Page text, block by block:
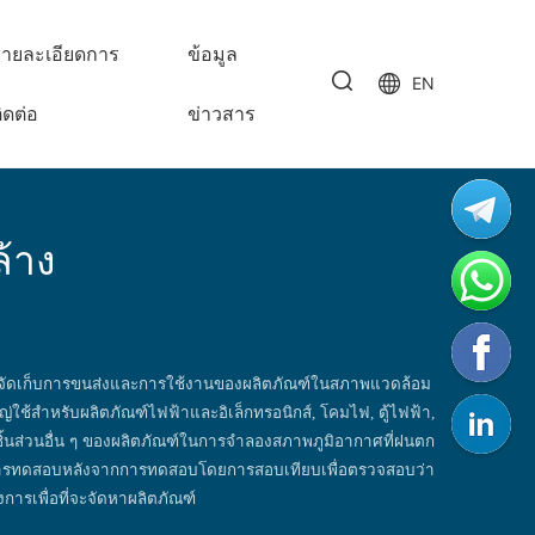
ยละเอียดการ
ต่อ
ข้อมูล
ข่าวสาร
EN
ง
เก็บการขนส่งและการใช้งานของผลิตภัณฑ์ในสภาพแวดล้อม
ช้สำหรับผลิตภัณฑ์ไฟฟ้าและอิเล็กทรอนิกส์, โคมไฟ, ตู้ไฟฟ้า,
ส่วนอื่น ๆ ของผลิตภัณฑ์ในการจำลองสภาพภูมิอากาศที่ฝนตก
บหลังจากการทดสอบโดยการสอบเทียบเพื่อตรวจสอบว่า
ารเพื่อที่จะจัดหาผลิตภัณฑ์